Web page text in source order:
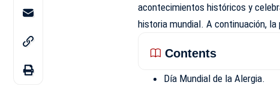
acontecimientos históricos y
historia mundial. A continuación,
Contents
Día Mundial de la Alergia.